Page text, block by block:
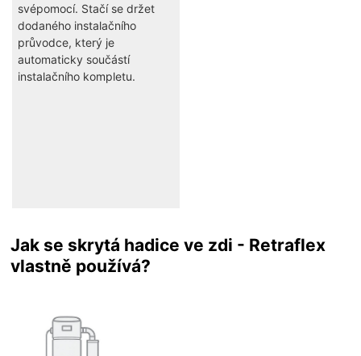
svépomocí. Stačí se držet
dodaného instalačního
průvodce, který je
automaticky součástí
instalačního kompletu.
Jak se skrytá hadice ve zdi - Retraflex
vlastně používá?